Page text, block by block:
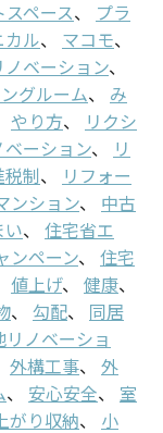
ペース、
プラ
カル、 マコモ、
ベーション、
グルーム、
み
やり方、
リクシ
ベーション、
リ
制、
リフォー
ンション、
中古
い、
住宅省エ
ンペーン、
住宅
値上げ、 健康、
、 勾配、
同居
リノベーショ
外構工事、
外
、 安心安全、
室
がり収納、
小